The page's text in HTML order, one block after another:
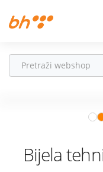
Fiksna
Uređaji
– vaš
zdraviji i aktivniji
Bijela